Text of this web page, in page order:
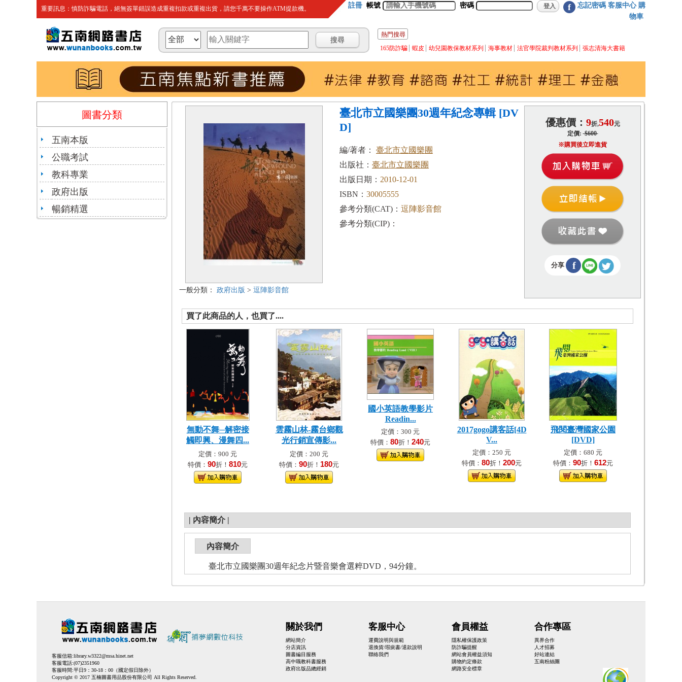
重要訊息：慎防詐騙電話，絕無簽單錯誤造成重複扣款或重複出貨，請您千萬不要操作ATM提款機。 註冊 帳號 密碼 f 忘記密碼 客服中心 購
物車
熱門搜尋
165防詐騙
蝦皮 幼兒園教保教材系列 海事教材 法官學院裁判教材系列 張志清海大書籍
圖書分類
五南本版
公職考試
教科專業
政府出版
暢銷精選
一般分類： 政府出版 > 逗陣影音館
臺北市立國樂團30週年紀念專輯 [DV
D]
編/著者： 臺北市立國樂團
出版社： 臺北市立國樂團
出版日期： 2010-12-01
ISBN： 30005555
參考分類(CAT)： 逗陣影音館
參考分類(CIP)：
優惠價： 9折,540元
定價:$600
※購買後立即進貨
分享 f
買了此商品的人，也買了....
無動不舞─解密接
觸即興、漫舞四...
定價：900 元
特價： 90折！ 810元
雲霧山林-霧台鄉觀
光行銷宣傳影...
定價：200 元
特價： 90折！ 180元
國小英語教學影片
Readin...
定價：300 元
特價： 80折！ 240元
2017gogo講客話[4D
V...
定價：250 元
特價： 80折！ 200元
飛閱臺灣國家公園
[DVD]
定價：680 元
特價： 90折！ 612元
| 內容簡介 |
內容簡介
臺北市立國樂團30週年紀念片暨音樂會選粹DVD，94分鐘。
客服信箱:library.w3322@msa.hinet.net
客服電話:(07)2351960
客服時間:平日9：30-18：00（國定假日除外）
Copyright © 2017 五楠圖書用品股份有限公司 All Rights Reserved.
關於我們
網站簡介
分店資訊
圖書編目服務
高中職教科書服務
政府出版品總經銷
客服中心
運費說明與規範
退換貨/瑕疵書/退款說明
聯絡我們
會員權益
隱私權保護政策
防詐騙提醒
網站會員權益須知
購物約定條款
網路安全標章
合作專區
異界合作
人才招募
好站連結
五南粉絲團